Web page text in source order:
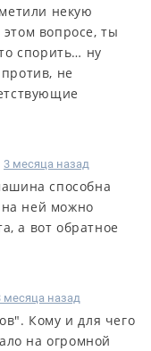
некую
вопросе, ты
спорить… ну
не
3 месяца назад
способна
на ней можно
а вот обратное
месяца назад
Кому и для чего
на огромной